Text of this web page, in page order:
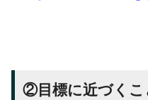
②目標に近づくこ